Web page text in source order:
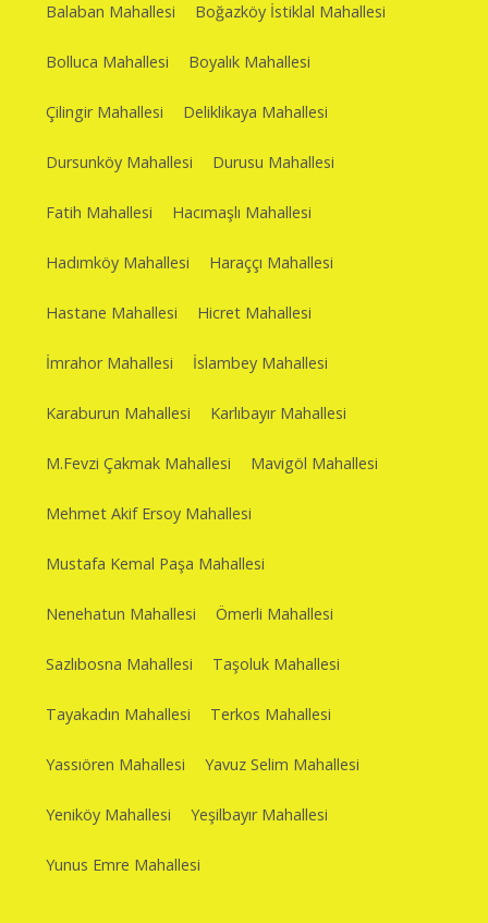
Balaban Mahallesi Boğazköy İstiklal Mahallesi
Bolluca Mahallesi Boyalık Mahallesi
Çilingir Mahallesi Deliklikaya Mahallesi
Dursunköy Mahallesi Durusu Mahallesi
Fatih Mahallesi Hacımaşlı Mahallesi
Hadımköy Mahallesi Haraççı Mahallesi
Hastane Mahallesi Hicret Mahallesi
İmrahor Mahallesi İslambey Mahallesi
Karaburun Mahallesi Karlıbayır Mahallesi
M.Fevzi Çakmak Mahallesi Mavigöl Mahallesi
Mehmet Akif Ersoy Mahallesi
Mustafa Kemal Paşa Mahallesi
Nenehatun Mahallesi Ömerli Mahallesi
Sazlıbosna Mahallesi Taşoluk Mahallesi
Tayakadın Mahallesi Terkos Mahallesi
Yassıören Mahallesi Yavuz Selim Mahallesi
Yeniköy Mahallesi Yeşilbayır Mahallesi
Yunus Emre Mahallesi